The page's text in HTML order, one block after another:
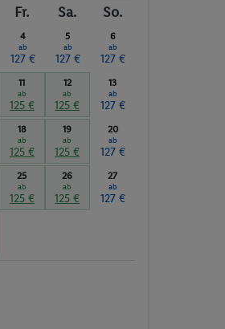
Fr. Sa. So.
4
ab
127 €
5
ab
127 €
6
ab
127 €
11
ab
125 €
12
ab
125 €
13
ab
127 €
18
ab
125 €
19
ab
125 €
20
ab
127 €
25
ab
125 €
26
ab
125 €
27
ab
127 €